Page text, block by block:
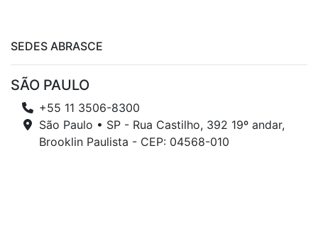
SEDES ABRASCE
SÃO PAULO
+55 11 3506-8300
São Paulo • SP - Rua Castilho, 392 19º andar,
Brooklin Paulista - CEP: 04568-010